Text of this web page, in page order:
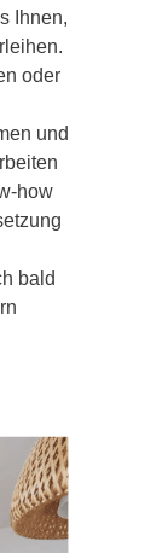
Ihnen,
oder
und
how
bald